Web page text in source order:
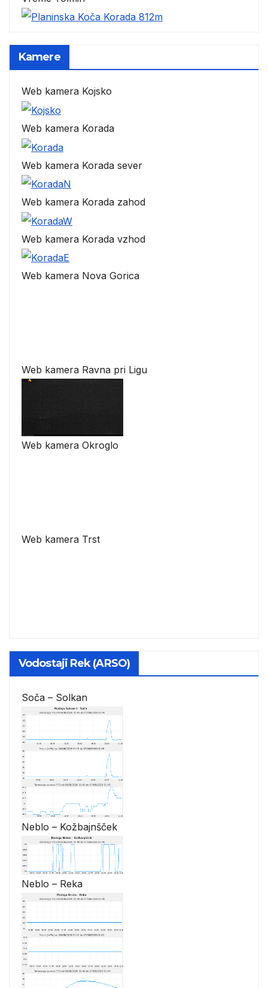
Kamere
Web kamera Kojsko
Web kamera Korada
Web kamera Korada sever
Web kamera Korada zahod
Web kamera Korada vzhod
Web kamera Nova Gorica
Web kamera Ravna pri Ligu
Web kamera Okroglo
Web kamera Trst
Vodostaji Rek (ARSO)
Soča – Solkan
Neblo – Kožbajnšček
Neblo – Reka